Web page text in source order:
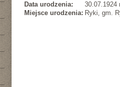
Data urodzenia:
30.07.1924
Miejsce urodzenia: Ryki, gm.